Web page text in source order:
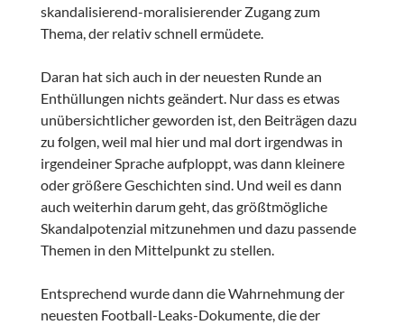
skandalisierend-moralisierender Zugang zum
Thema, der relativ schnell ermüdete.
Daran hat sich auch in der neuesten Runde an
Enthüllungen nichts geändert. Nur dass es etwas
unübersichtlicher geworden ist, den Beiträgen dazu
zu folgen, weil mal hier und mal dort irgendwas in
irgendeiner Sprache aufploppt, was dann kleinere
oder größere Geschichten sind. Und weil es dann
auch weiterhin darum geht, das größtmögliche
Skandalpotenzial mitzunehmen und dazu passende
Themen in den Mittelpunkt zu stellen.
Entsprechend wurde dann die Wahrnehmung der
neuesten Football-Leaks-Dokumente, die der